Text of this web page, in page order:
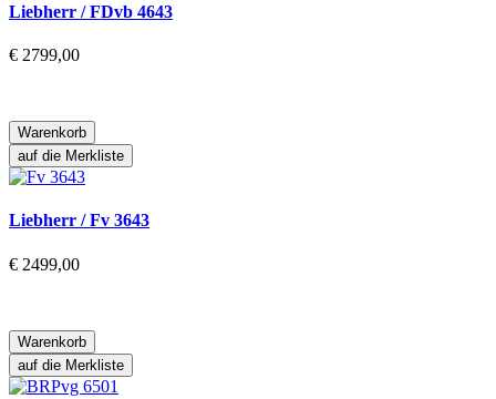
Liebherr / FDvb 4643
€ 2799,00
Warenkorb
auf die Merkliste
Liebherr / Fv 3643
€ 2499,00
Warenkorb
auf die Merkliste